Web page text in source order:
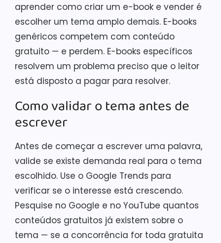
aprender como criar um e-book e vender é
escolher um tema amplo demais. E-books
genéricos competem com conteúdo
gratuito — e perdem. E-books específicos
resolvem um problema preciso que o leitor
está disposto a pagar para resolver.
Como validar o tema antes de
escrever
Antes de começar a escrever uma palavra,
valide se existe demanda real para o tema
escolhido. Use o Google Trends para
verificar se o interesse está crescendo.
Pesquise no Google e no YouTube quantos
conteúdos gratuitos já existem sobre o
tema — se a concorrência for toda gratuita